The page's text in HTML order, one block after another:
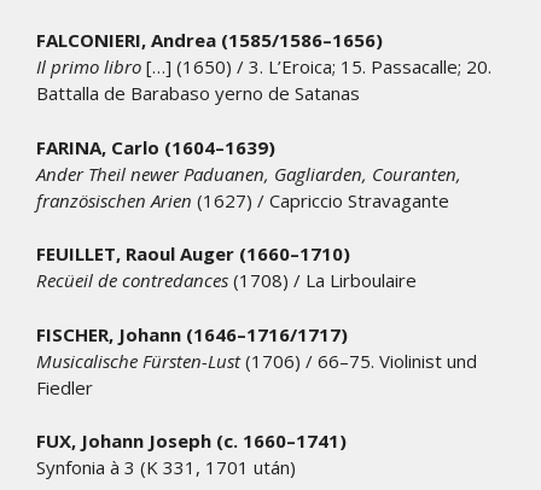
FALCONIERI, Andrea (1585/1586–1656)
Il primo libro […] (1650) / 3. L’Eroica; 15. Passacalle; 20.
Battalla de Barabaso yerno de Satanas
FARINA, Carlo (1604–1639)
Ander Theil newer Paduanen, Gagliarden, Couranten,
französischen Arien (1627) / Capriccio Stravagante
FEUILLET, Raoul Auger (1660–1710)
Recüeil de contredances (1708) / La Lirboulaire
FISCHER, Johann (1646–1716/1717)
Musicalische Fürsten-Lust(1706) / 66–75. Violinist und
Fiedler
FUX, Johann Joseph (c. 1660–1741)
Synfonia à 3 (K 331, 1701 után)